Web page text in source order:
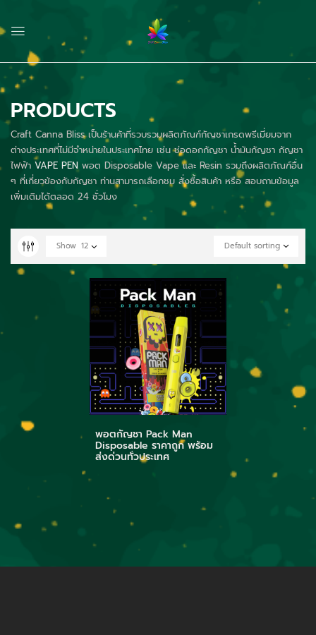
PRODUCTS
Craft Canna Bliss เป็นร้านค้าที่รวบรวมผลิตภัณฑ์กัญชาเกรดพรีเมี่ยมจาก
ต่างประเทศที่ไม่มีจำหน่ายในประเทศไทย เช่น ช่อดอกกัญชา น้ำมันกัญชา กัญชา
ไฟฟ้า VAPE PEN พอต Disposable Vape และ Resin รวมถึงผลิตภัณฑ์อื่น
ๆ ที่เกี่ยวข้องกับกัญชา ท่านสามารถเลือกชม สั่งซื้อสินค้า หรือ สอบถามข้อมูล
เพิ่มเติมได้ตลอด 24 ชั่วโมง
Default sorting
Show 12
พอตกัญชา Pack Man
Disposable ราคาถูก พร้อม
ส่งด่วนทั่วประเทศ